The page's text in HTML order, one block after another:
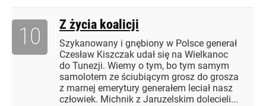
Z życia koalicji
Szykanowany i gnębiony w Polsce generał
Czesław Kiszczak udał się na Wielkanoc
do Tunezji. Wiemy o tym, bo tym samym
samolotem ze ściubiącym grosz do grosza
z marnej emerytury generałem leciał nasz
człowiek. Michnik z Jaruzelskim dolecieli...
10